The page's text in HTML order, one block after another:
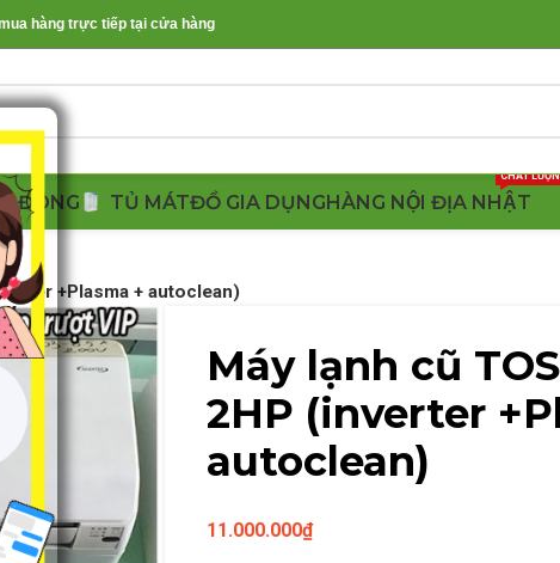
hàng trực tiếp tại cửa hàng
ĐÔNG TỦ MÁTĐỒ GIA DỤNGHÀNG NỘI ĐỊA NHẬT
CHẤT
+Plasma + autoclean)
Máy lạnh cũ
2HP (inverter
autoclean)
11.000.000₫